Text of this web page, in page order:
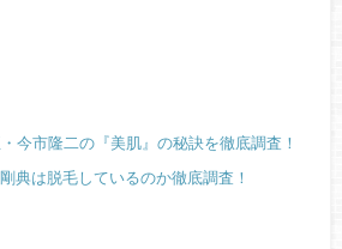
今市隆二の『美肌』の秘訣を徹底調査！
典は脱毛しているのか徹底調査！